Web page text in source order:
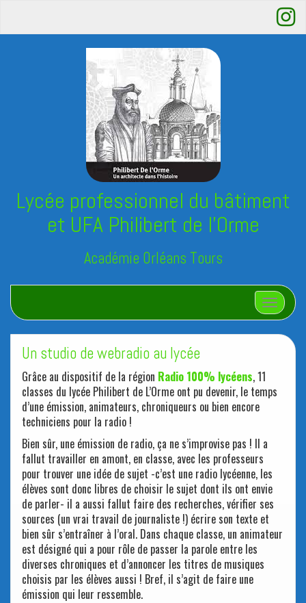
Lycée professionnel du bâtiment
et UFA Philibert de l'Orme
Académie Orléans Tours
Un studio de webradio au lycée
Grâce au dispositif de la région Radio 100% lycéens, 11
classes du lycée Philibert de L’Orme ont pu devenir, le temps
d’une émission, animateurs, chroniqueurs ou bien encore
techniciens pour la radio !
Bien sûr, une émission de radio, ça ne s’improvise pas ! Il a
fallut travailler en amont, en classe, avec les professeurs
pour trouver une idée de sujet -c’est une radio lycéenne, les
élèves sont donc libres de choisir le sujet dont ils ont envie
de parler- il a aussi fallut faire des recherches, vérifier ses
sources (un vrai travail de journaliste !) écrire son texte et
bien sûr s’entraîner à l’oral. Dans chaque classe, un animateur
est désigné qui a pour rôle de passer la parole entre les
diverses chroniques et d’annoncer les titres de musiques
choisis par les élèves aussi ! Bref, il s’agit de faire une
émission qui leur ressemble.